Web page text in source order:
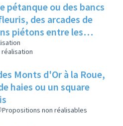
pétanque ou des bancs
des arcades de
piétons entre les
Monts d'Or à la Roue,
haies ou un square
Propositions non réalisables